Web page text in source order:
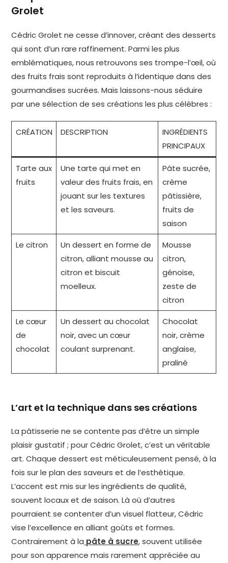
Grolet
Cédric Grolet ne cesse d’innover, créant des desserts
qui sont d’un rare raffinement. Parmi les plus
emblématiques, nous retrouvons ses trompe-l’œil, où
des fruits frais sont reproduits à l’identique dans des
gourmandises sucrées. Mais laissons-nous séduire
par une sélection de ses créations les plus célèbres :
CRÉATION DESCRIPTION
INGRÉDIENTS
PRINCIPAUX
Tarte aux
fruits
Une tarte qui met en
valeur des fruits frais, en
jouant sur les textures
et les saveurs.
Pâte sucrée,
crème
pâtissière,
fruits de
saison
Le citron
Un dessert en forme de
citron, alliant mousse au
citron et biscuit
moelleux.
Mousse
citron,
génoise,
zeste de
citron
Le cœur
de
chocolat
Un dessert au chocolat
noir, avec un cœur
coulant surprenant.
Chocolat
noir, crème
anglaise,
praliné
L’art et la technique dans ses créations
La pâtisserie ne se contente pas d’être un simple
plaisir gustatif ; pour Cédric Grolet, c’est un véritable
art. Chaque dessert est méticuleusement pensé, à la
fois sur le plan des saveurs et de l’esthétique.
L’accent est mis sur les ingrédients de qualité,
souvent locaux et de saison. Là où d’autres
pourraient se contenter d’un visuel flatteur, Cédric
vise l’excellence en alliant goûts et formes.
Contrairement à la pâte à sucre, souvent utilisée
pour son apparence mais rarement appréciée au